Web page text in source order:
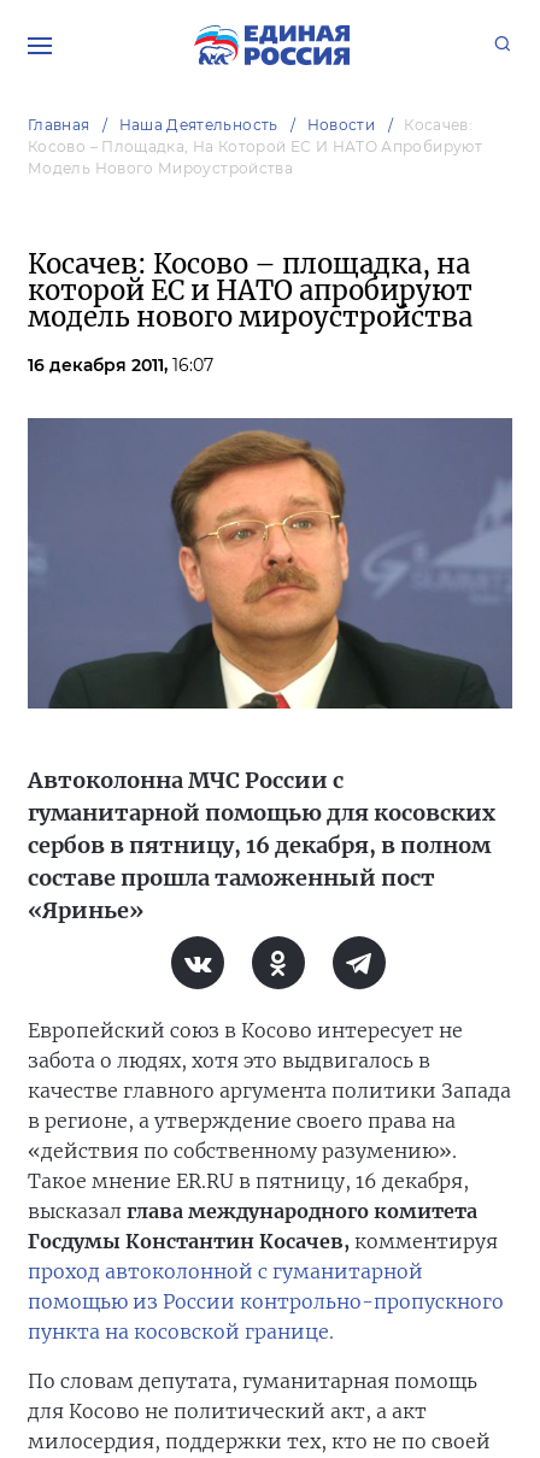
Главная Наша Деятельность Новости
Косачев:
Косово – Площадка, На Которой ЕС И НАТО Апробируют
Модель Нового Мироустройства
Косачев: Косово – площадка, на
которой ЕС и НАТО апробируют
модель нового мироустройства
16 декабря 2011, 16:07
Автоколонна МЧС России с
гуманитарной помощью для косовских
сербов в пятницу, 16 декабря, в полном
составе прошла таможенный пост
«Яринье»
Европейский союз в Косово интересует не
забота о людях, хотя это выдвигалось в
качестве главного аргумента политики Запада
в регионе, а утверждение своего права на
«действия по собственному разумению».
Такое мнение ER.RU в пятницу, 16 декабря,
высказал глава международного комитета
Госдумы Константин Косачев, комментируя
проход автоколонной с гуманитарной
помощью из России контрольно-пропускного
пункта на косовской границе.
По словам депутата, гуманитарная помощь
для Косово не политический акт, а акт
милосердия, поддержки тех, кто не по своей